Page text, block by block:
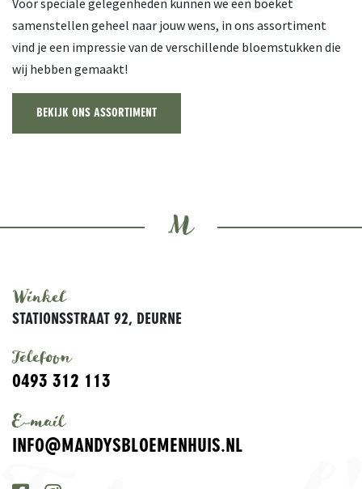
samenstellen geheel naar jouw wens, in ons assortiment
vind je een impressie van de verschillende bloemstukken die
wij hebben gemaakt!
BEKIJK ONS ASSORTIMENT
M
Winkel
STATIONSSTRAAT 92, DEURNE
Telefoon
0493 312 113
E-mail
INFO@MANDYSBLOEMENHUIS.NL